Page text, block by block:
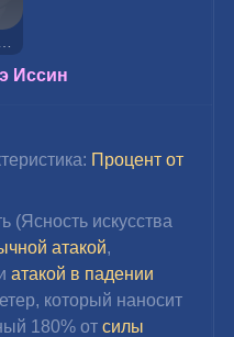
Иссин
Процент от
(Ясность искусства
атакой,
атакой в падении
который наносит
180% от силы